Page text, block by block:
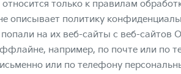
только к правилам
описывает политику
на их веб-сайты с веб-сайтов
например, по почте или по
или по телефону